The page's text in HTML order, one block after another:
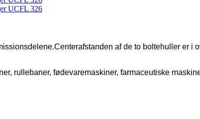
af ​​de to boltehuller er i
rullebaner, fødevaremaskiner, farmaceutiske